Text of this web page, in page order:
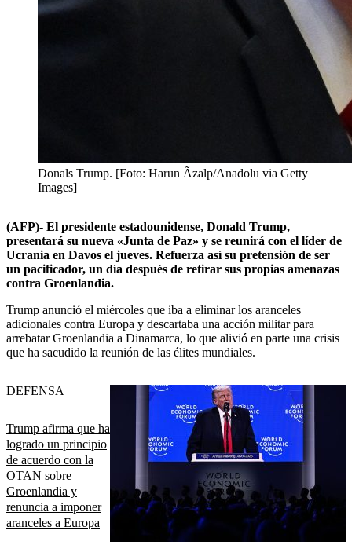
Donals Trump. [Foto: Harun Ãzalp/Anadolu via Getty
Images]
(AFP)- El presidente estadounidense, Donald Trump,
presentará su nueva «Junta de Paz» y se reunirá con el líder de
Ucrania en Davos el jueves. Refuerza así su pretensión de ser
un pacificador, un día después de retirar sus propias amenazas
contra Groenlandia.
Trump anunció el miércoles que iba a eliminar los aranceles
adicionales contra Europa y descartaba una acción militar para
arrebatar Groenlandia a Dinamarca, lo que alivió en parte una crisis
que ha sacudido la reunión de las élites mundiales.
Trump afirma que ha
logrado un principio
de acuerdo con la
OTAN sobre
Groenlandia y
renuncia a imponer
aranceles a Europa
DEFENSA